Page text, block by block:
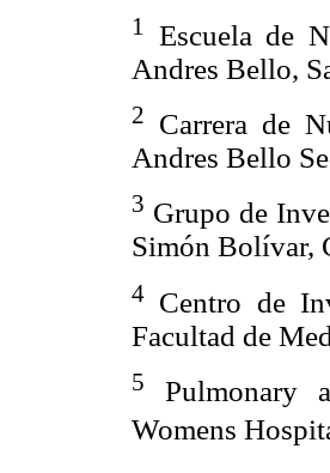
1
Escuela de
Andres Bello,
2
Carrera de
Andres Bello
3 Grupo de
Simón Bolívar,
4 Centro de
Facultad de
5
Pulmonary
Womens